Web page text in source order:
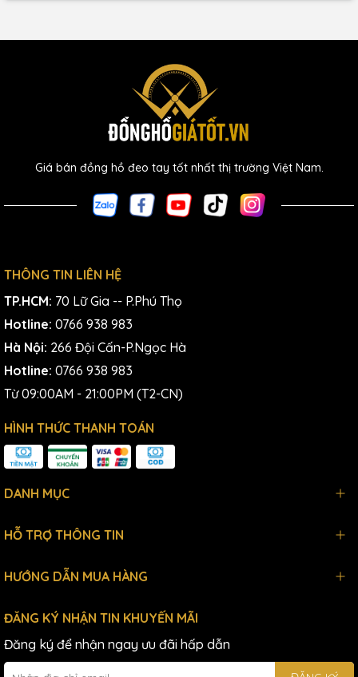
Giá bán đồng hồ đeo tay tốt nhất thị trường Việt Nam.
THÔNG TIN LIÊN HỆ
TP.HCM: 70 Lữ Gia -- P.Phú Thọ
Hotline: 0766 938 983
Hà Nội: 266 Đội Cấn-P.Ngọc Hà
Hotline: 0766 938 983
Từ 09:00AM - 21:00PM (T2-CN)
HÌNH THỨC THANH TOÁN
DANH MỤC
HỖ TRỢ THÔNG TIN
HƯỚNG DẪN MUA HÀNG
ĐĂNG KÝ NHẬN TIN KHUYẾN MÃI
Đăng ký để nhận ngay ưu đãi hấp dẫn